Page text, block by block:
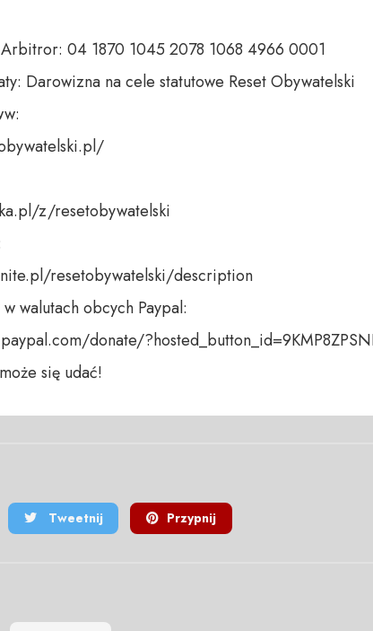
04 1870 1045 2078 1068 4966 0001
Darowizna na cele statutowe Reset Obywatelski
z/resetobywatelski
resetobywatelski/description
walutach obcych Paypal:
donate/
się udać!
Tweetnij Przypnij